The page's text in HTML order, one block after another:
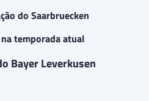
do Saarbruecken
temporada atual
Bayer Leverkusen